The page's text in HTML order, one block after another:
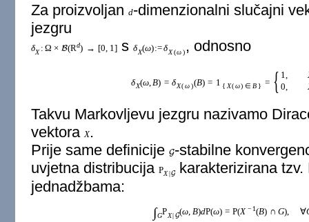
Za proizvoljan d-dimenzionalni slučajni
jezgru
δX : Ω × B(Rd) → [0, 1] sδX(ω):=δX(ω) , odnosno
δX(ω, B) = δX(ω)(B) = 1 { X(ω) ∈ B } = { 1,
0,
Takvu Markovljevu jezgru nazivamo
vektora X.
Prije same definicije G-stabilne
uvjetna distribucija PX|Gkarakterizirana tzv.
jednadžbama:
∫GPX| G(ω, B)dP(ω) = P(X − 1(B) ∩ G), ∀